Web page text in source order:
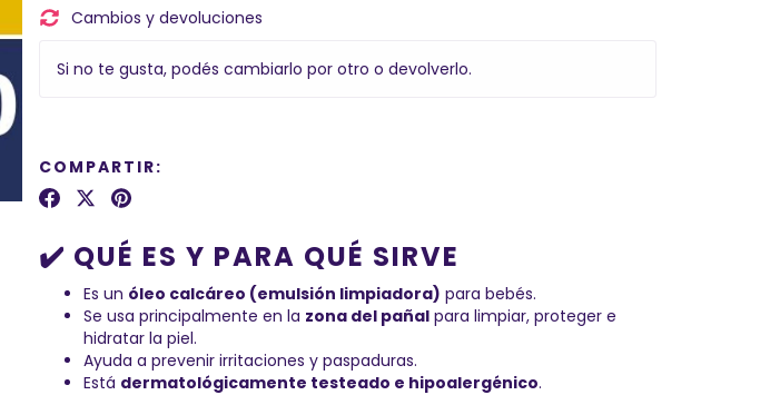
Cambios y devoluciones
Si no te gusta, podés cambiarlo por otro o devolverlo.
COMPARTIR:
✔️ QUÉ ES Y PARA QUÉ SIRVE
Es un óleo calcáreo (emulsión limpiadora) para bebés.
Se usa principalmente en la zona del pañal para limpiar, proteger e
hidratar la piel.
Ayuda a prevenir irritaciones y paspaduras.
Está dermatológicamente testeado e hipoalergénico.